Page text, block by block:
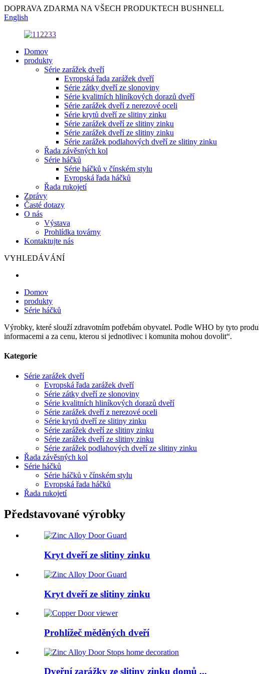
DOPRAVA ZDARMA NA VŠECH PRODUKTECH BUSHNELL
English
Domov
produkty
Série zarážek dveří
Evropská řada zarážek dveří
Série zátky dveří ze slonoviny
Série kvalitních hliníkových dorazů dveří
Série zarážek dveří z nerezové oceli
Série krytů dveří ze slitiny zinku
Série zarážek dveří ze slitiny zinku
Série zarážek dveří ze slitiny zinku
Série zarážek podlahových dveří ze slitiny zinku
Řada závěsných kol
Série háčků
Série háčků v čínském stylu
Evropská řada háčků
Řada rukojetí
Zprávy
Časté dotazy
O nás
Výstava
Prohlídka továrny
Kontaktujte nás
VYHLEDÁVÁNÍ
Domov
produkty
Série háčků
Výrobky, které slouží zdravotním potřebám obyvatel. Podle WHO by tyto
informacemi a za cenu, kterou si jednotlivec i komunita mohou dovolit“.
Kategorie
Série zarážek dveří
Evropská řada zarážek dveří
Série zátky dveří ze slonoviny
Série kvalitních hliníkových dorazů dveří
Série zarážek dveří z nerezové oceli
Série krytů dveří ze slitiny zinku
Série zarážek dveří ze slitiny zinku
Série zarážek dveří ze slitiny zinku
Série zarážek podlahových dveří ze slitiny zinku
Řada závěsných kol
Série háčků
Série háčků v čínském stylu
Evropská řada háčků
Řada rukojetí
Představované výrobky
Kryt dveří ze slitiny zinku
Kryt dveří ze slitiny zinku
Prohlížeč měděných dveří
Dveřní zarážky ze slitiny zinku domů ...